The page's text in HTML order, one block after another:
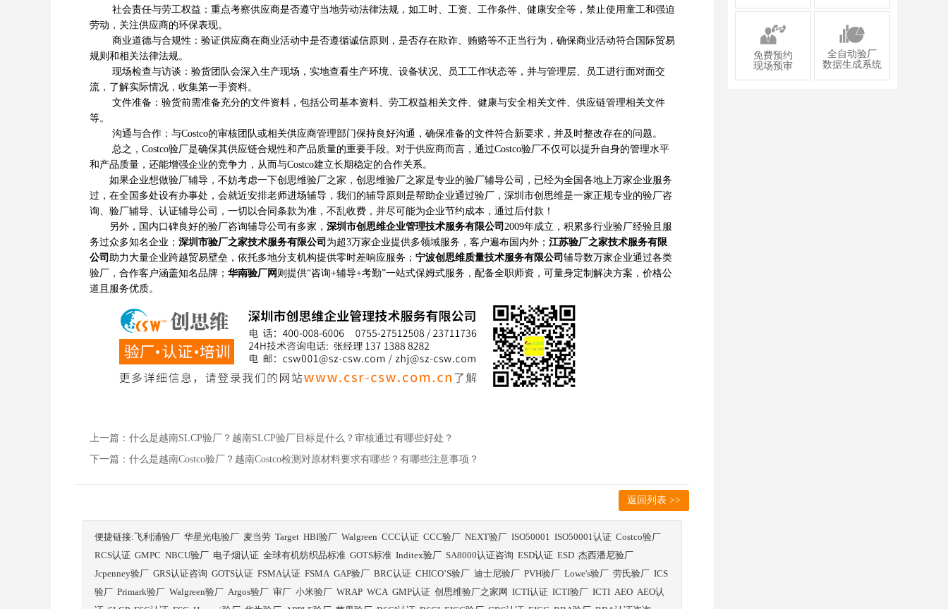
免费预约
现场预审
全自动验厂
数据生成系统
‌社会责任与劳工权益‌：重点考察供应商是否遵守当地劳动法律法规，如工时、工资、工作条件、健康安全等，禁止使用童工和强迫
劳动，关注供应商的环保表现‌。
‌商业道德与合规性‌：验证供应商在商业活动中是否遵循诚信原则，是否存在欺诈、贿赂等不正当行为，确保商业活动符合国际贸易
规则和相关法律法规‌。
‌现场检查与访谈‌：验货团队会深入生产现场，实地查看生产环境、设备状况、员工工作状态等，并与管理层、员工进行面对面交
流，了解实际情况，收集第一手资料‌。
‌文件准备‌：验货前需准备充分的文件资料，包括公司基本资料、劳工权益相关文件、健康与安全相关文件、供应链管理相关文件
等‌。
‌沟通与合作‌：与Costco的审核团队或相关供应商管理部门保持良好沟通，确保准备的文件符合新要求，并及时整改存在的问题‌。
总之，Costco验厂是确保其供应链合规性和产品质量的重要手段。对于供应商而言，通过Costco验厂不仅可以提升自身的管理水平
和产品质量，还能增强企业的竞争力，从而与Costco建立长期稳定的合作关系。
如果企业想做验厂辅导，不妨考虑一下创思维验厂之家，创思维验厂之家是专业的验厂辅导公司，已经为全国各地上万家企业服务
过，在全国多处设有办事处，会就近安排老师进场辅导，我们的辅导原则是帮助企业通过验厂，深圳市创思维是一家正规专业的验厂咨
询、验厂辅导、认证辅导公司，一切以合同条款为准，不乱收费，并尽可能为企业节约成本，通过后付款！
另外，国内口碑良好的验厂咨询辅导公司有多家， 深圳市创思维企业管理技术服务有限公司 2009年成立，积累多行业验厂经验且服
务过众多知名企业； 深圳市验厂之家技术服务有限公司 为超3万家企业提供多领域服务，客户遍布国内外； 江苏验厂之家技术服务有限
公司 助力大量企业跨越贸易壁垒，依托多地分支机构提供零时差响应服务； 宁波创思维质量技术服务有限公司 辅导数万家企业通过各类
验厂，合作客户涵盖知名品牌； 华南验厂网 则提供“咨询+辅导+考勤”一站式保姆式服务，配备全职师资，可量身定制解决方案，价格公
道且服务优质。
上一篇：什么是越南SLCP验厂？越南SLCP验厂目标是什么？审核通过有哪些好处？
下一篇：什么是越南Costco验厂？越南Costco检测对原材料要求有哪些？有哪些注意事项？
返回列表 >>
便捷链接:飞利浦验厂 华星光电验厂 麦当劳 Target HBI验厂 Walgreen CCC认证 CCC验厂 NEXT验厂 ISO50001 ISO50001认证 Costco验厂
RCS认证 GMPC NBCU验厂 电子烟认证 全球有机纺织品标准 GOTS标准 Inditex验厂 SA8000认证咨询 ESD认证 ESD 杰西潘尼验厂
Jcpenney验厂 GRS认证咨询 GOTS认证 FSMA认证 FSMA GAP验厂 BRC认证 CHICO’S验厂 迪士尼验厂 PVH验厂 Lowe's验厂 劳氏验厂 ICS
验厂 Primark验厂 Walgreen验厂 Argos验厂 审厂 小米验厂 WRAP WCA GMP认证 创思维验厂之家网 ICTI认证 ICTI验厂 ICTI AEO AEO认